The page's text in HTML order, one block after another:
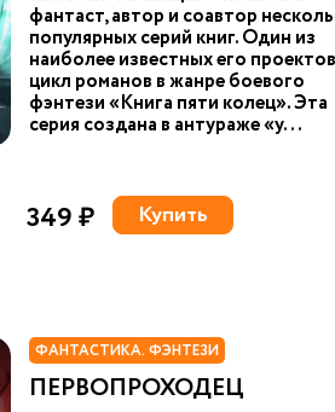
фантаст, автор и соавтор
популярных серий книг. Один из
наиболее известных его
цикл романов в жанре боевого
фэнтези «Книга пяти колец». Эта
серия создана в антураже «у...
349 ₽ Купить
ФАНТАСТИКА. ФЭНТЕЗИ
ПЕРВОПРОХОДЕЦ